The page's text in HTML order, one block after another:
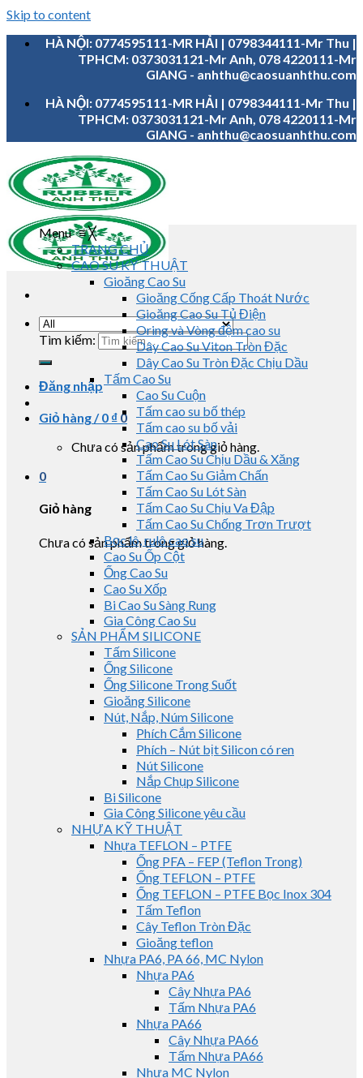
Skip to content
HÀ NỘI: 0774595111-MR HẢI | 0798344111-Mr Thu |
TPHCM: 0373031121-Mr Anh, 078 4220111-Mr
GIANG - anhthu@caosuanhthu.com
HÀ NỘI: 0774595111-MR HẢI | 0798344111-Mr Thu |
TPHCM: 0373031121-Mr Anh, 078 4220111-Mr
GIANG - anhthu@caosuanhthu.com
Tìm kiếm:
Đăng nhập
Giỏ hàng /0 ₫ 0
Chưa có sản phẩm trong giỏ hàng.
0
Giỏ hàng
Chưa có sản phẩm trong giỏ hàng.
Menu≡╳
TRANG CHỦ
CAO SU KỸ THUẬT
Gioăng Cao Su
Gioăng Cống Cấp Thoát Nước
Gioăng Cao Su Tủ Điện
Oring và Vòng đệm cao su
Dây Cao Su Viton Tròn Đặc
Dây Cao Su Tròn Đặc Chịu Dầu
Tấm Cao Su
Cao Su Cuộn
Tấm cao su bố thép
Tấm cao su bố vải
Cao Su Lót Sàn
Tấm Cao Su Chịu Dầu & Xăng
Tấm Cao Su Giảm Chấn
Tấm Cao Su Lót Sàn
Tấm Cao Su Chịu Va Đập
Tấm Cao Su Chống Trơn Trượt
Bọc lô, rulô cao su
Cao Su Ốp Cột
Ống Cao Su
Cao Su Xốp
Bi Cao Su Sàng Rung
Gia Công Cao Su
SẢN PHẨM SILICONE
Tấm Silicone
Ống Silicone
Ống Silicone Trong Suốt
Gioăng Silicone
Nút, Nắp, Núm Silicone
Phích Cắm Silicone
Phích – Nút bịt Silicon có ren
Nút Silicone
Nắp Chụp Silicone
Bi Silicone
Gia Công Silicone yêu cầu
NHỰA KỸ THUẬT
Nhựa TEFLON – PTFE
Ống PFA – FEP (Teflon Trong)
Ống TEFLON – PTFE
Ống TEFLON – PTFE Bọc Inox 304
Tấm Teflon
Cây Teflon Tròn Đặc
Gioăng teflon
Nhựa PA6, PA 66, MC Nylon
Nhựa PA6
Cây Nhựa PA6
Tấm Nhựa PA6
Nhựa PA66
Cây Nhựa PA66
Tấm Nhựa PA66
Nhựa MC Nylon